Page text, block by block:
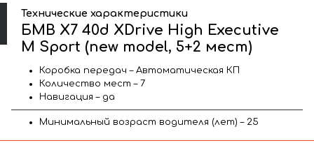
Технические характеристики
БМВ X7 40d XDrive High Executive
M Sport (new model, 5+2 мест)
Коробка передач – Автоматическая КП
Количество мест – 7
Навигация – да
Минимальный возраст водителя (лет) – 25